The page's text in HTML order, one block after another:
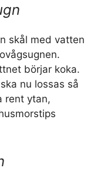
skål med vatten
börjar koka.
nu lossas så
rent ytan,